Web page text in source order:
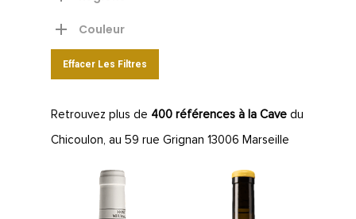
Couleur
Effacer Les Filtres
Retrouvez plus de 400 références à la Cave du
Chicoulon, au 59 rue Grignan 13006 Marseille